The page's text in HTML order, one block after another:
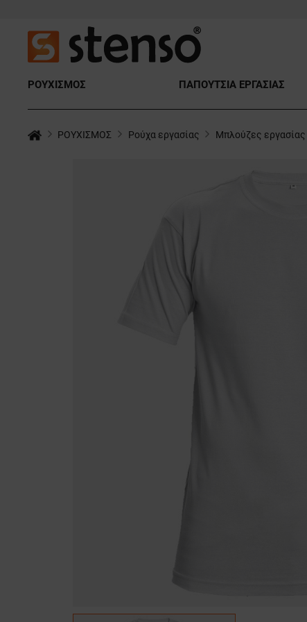
ΡΟΥΧΙΣΜΟΣ ΠΑΠΟΥΤΣΙΑ ΕΡΓΑΣΙΑΣ
ΡΟΥΧΙΣΜΟΣ Ρούχα εργασίας Μπλούζες εργασίας